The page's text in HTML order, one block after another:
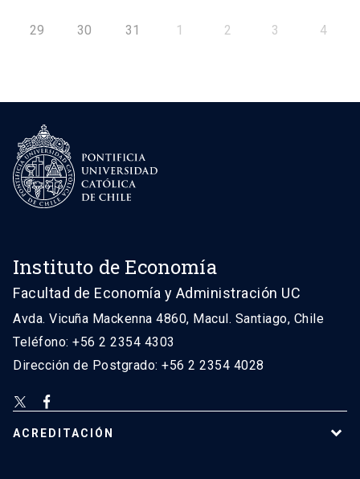
29 30 31 1 2 3 4
Instituto de Economía
Facultad de Economía y Administración UC
Avda. Vicuña Mackenna 4860, Macul. Santiago, Chile
Teléfono: +56 2 2354 4303
Dirección de Postgrado: +56 2 2354 4028
ACREDITACIÓN